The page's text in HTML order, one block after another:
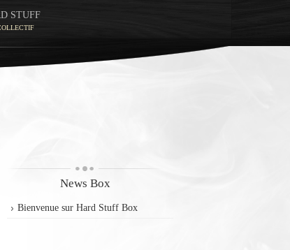
STUFF
News Box
Bienvenue sur Hard Stuff Box